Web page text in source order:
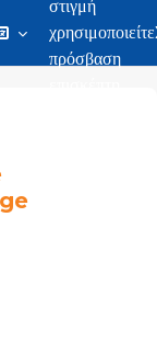
στιγμή
χρησιμοποιείτε
πρόσβαση